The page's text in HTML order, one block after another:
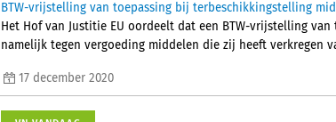
BTW-vrijstelling van toepassing bij terbeschikkingstelling
Het Hof van Justitie EU oordeelt dat een BTW-vrijstelling
namelijk tegen vergoeding middelen die zij heeft verkregen
17 december 2020